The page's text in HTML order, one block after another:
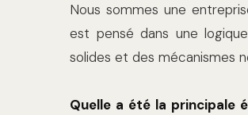
Nous sommes une
est pensé dans une
solides et des mécanismes
Quelle a été la principale